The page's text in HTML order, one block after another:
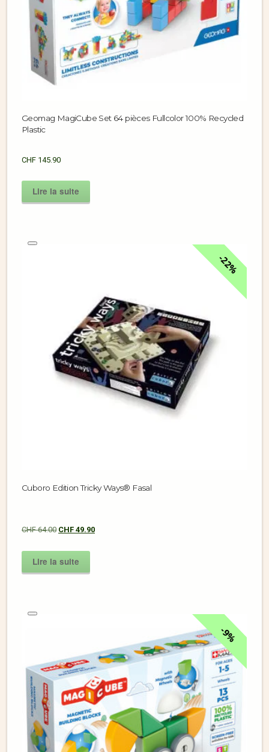
Geomag MagiCube Set 64 pièces Fullcolor 100% Recycled
Plastic
CHF 145.90
Lire la suite
22%
Cuboro Edition Tricky Ways® Fasal
CHF64.00 CHF 49.90
Lire la suite
9%